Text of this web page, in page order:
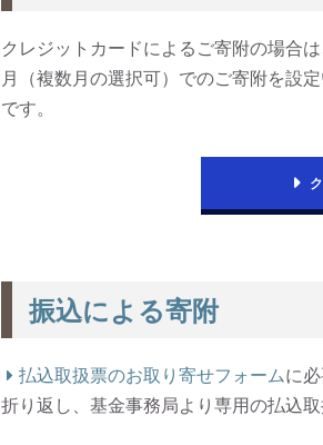
クレジットカードによるご寄附の場合
月（複数月の選択可）でのご寄附を設
です。
振込による寄附
払込取扱票のお取り寄せフォームに
折り返し、基金事務局より専用の払込